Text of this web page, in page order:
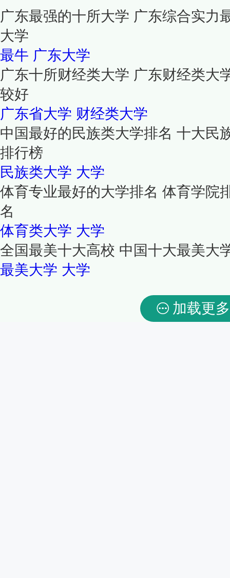
广东最强的十所大学 广东综合实力
大学
最牛 广东大学
广东十所财经类大学 广东财经类大
较好
广东省大学 财经类大学
中国最好的民族类大学排名 十大民
排行榜
民族类大学 大学
体育专业最好的大学排名 体育学院
名
体育类大学 大学
全国最美十大高校 中国十大最美大
最美大学 大学
加载更多